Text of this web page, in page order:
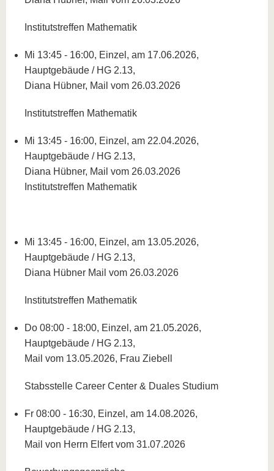
Institutstreffen Mathematik
Mi 13:45 - 16:00, Einzel, am 17.06.2026,
Hauptgebäude / HG 2.13,
Diana Hübner, Mail vom 26.03.2026
Institutstreffen Mathematik
Mi 13:45 - 16:00, Einzel, am 22.04.2026,
Hauptgebäude / HG 2.13,
Diana Hübner, Mail vom 26.03.2026
Institutstreffen Mathematik
Mi 13:45 - 16:00, Einzel, am 13.05.2026,
Hauptgebäude / HG 2.13,
Diana Hübner Mail vom 26.03.2026
Institutstreffen Mathematik
Do 08:00 - 18:00, Einzel, am 21.05.2026,
Hauptgebäude / HG 2.13,
Mail vom 13.05.2026, Frau Ziebell
Stabsstelle Career Center & Duales Studium
Fr 08:00 - 16:30, Einzel, am 14.08.2026,
Hauptgebäude / HG 2.13,
Mail von Herrn Elfert vom 31.07.2026